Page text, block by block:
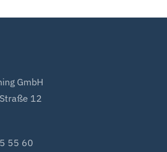
GmbH
12
55 60